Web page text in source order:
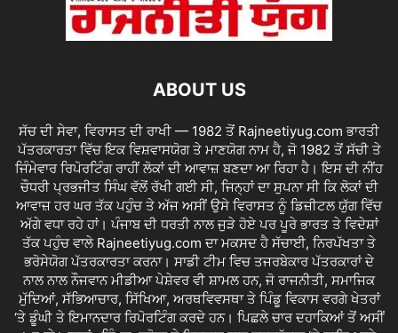
ABOUT US
ਸੱਚ ਦੀ ਸੇਵਾ, ਵਿਰਾਸਤ ਦੀ ਰਾਖੀ — 1982 ਤੋਂ Rajneetiyug.com ਭਾਰਤੀ
ਪੱਤਰਕਾਰਤਾ ਵਿੱਚ ਇਕ ਵਿਸ਼ਵਾਸਯੋਗ ਤੇ ਮਾਣਯੋਗ ਨਾਮ ਹੈ, ਜੋ 1982 ਤੋਂ ਸੱਚੀ ਤੇ
ਜਿੰਮੇਵਾਰ ਰਿਪੋਰਟਿੰਗ ਰਾਹੀਂ ਲੋਕਾਂ ਦੀ ਆਵਾਜ਼ ਬਣਦਾ ਆ ਰਿਹਾ ਹੈ। ਇਸ ਦੀ ਨੀਂਹ
ਚੌਧਰੀ ਪ੍ਰਭਜੀਤ ਸਿੰਘ ਵੱਲੋਂ ਰੱਖੀ ਗਈ ਸੀ, ਜਿਨ੍ਹਾਂ ਦਾ ਸੁਪਨਾ ਸੀ ਕਿ ਲੋਕਾਂ ਦੀ
ਆਵਾਜ਼ ਹਰ ਘਰ ਤੱਕ ਪਹੁੰਚ ਤੇ ਅੱਜ ਅਸੀਂ ਉਸੇ ਵਿਰਾਸਤ ਨੂੰ ਡਿਜ਼ੀਟਲ ਯੁੱਗ ਵਿੱਚ
ਅੱਗੇ ਵਧਾ ਰਹੇ ਹਾਂ। ਪੰਜਾਬ ਦੀ ਧਰਤੀ ਨਾਲ ਜੁੜੇ ਹੋਏ ਪਰ ਪੂਰੇ ਭਾਰਤ ਤੇ ਵਿਦੇਸ਼ਾਂ
ਤੱਕ ਪਹੁੰਚ ਵਾਲੇ Rajneetiyug.com ਦਾ ਮਕਸਦ ਹੈ ਸੱਚਾਈ, ਨਿਰਪੱਖਤਾ ਤੇ
ਭਰੋਸੇਯੋਗ ਪੱਤਰਕਾਰਤਾ ਕਰਨਾ। ਸਾਡੀ ਟੀਮ ਵਿਚ ਤਜਰਬੇਕਾਰ ਪੱਤਰਕਾਰਾਂ ਦੇ
ਨਾਲ ਨਾਲ ਨੌਜਵਾਨ ਮੀਡੀਆ ਪੇਸ਼ੇਵਰ ਵੀ ਸ਼ਾਮਲ ਹਨ, ਜੋ ਰਾਜਨੀਤੀ, ਸਮਾਜਿਕ
ਮੁੱਦਿਆਂ, ਸੱਭਿਆਚਾਰ, ਸਿੱਖਿਆ, ਅਰਥਵਿਵਸਥਾ ਤੇ ਪਿੰਡੂ ਵਿਕਾਸ ਵਰਗੇ ਖੇਤਰਾਂ
‘ਤੇ ਡੂੰਘੀ ਤੇ ਇਮਾਨਦਾਰ ਰਿਪੋਰਟਿੰਗ ਕਰਦੇ ਹਨ। ਪਿਛਲੇ ਚਾਰ ਦਹਾਕਿਆਂ ਤੋਂ ਅਸੀਂ